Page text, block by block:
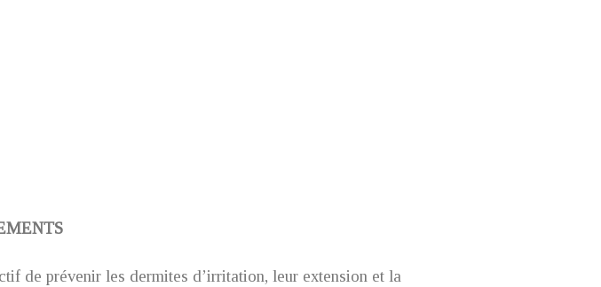
de prévenir les dermites d’irritation, leur extension et la